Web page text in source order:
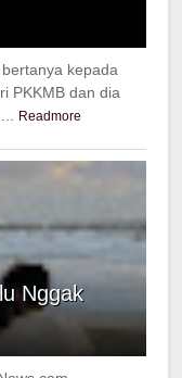
kepada
PKKMB dan dia
Readmore
Nggak